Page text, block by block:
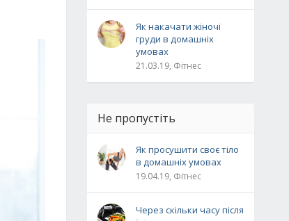
Як накачати жіночі
груди в домашніх
умовах
21.03.19, Фітнес
Не пропустіть
Як просушити своє тіло
в домашніх умовах
19.04.19, Фітнес
Через скільки часу після